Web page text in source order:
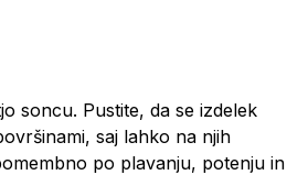
soncu. Pustite, da se izdelek
saj lahko na njih
po plavanju, potenju in